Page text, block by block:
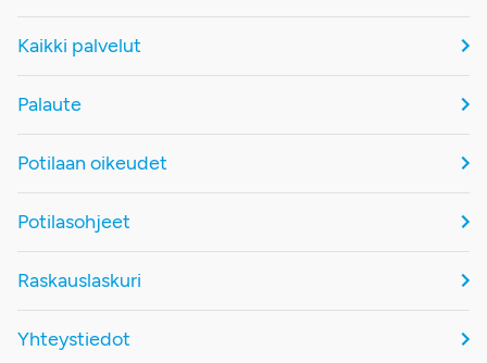
Kaikki palvelut
Palaute
Potilaan oikeudet
Potilasohjeet
Raskauslaskuri
Yhteystiedot